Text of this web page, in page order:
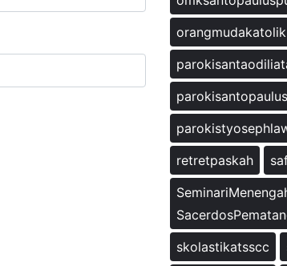
orangmudakatolik
retretpaskah
skolastikatsscc